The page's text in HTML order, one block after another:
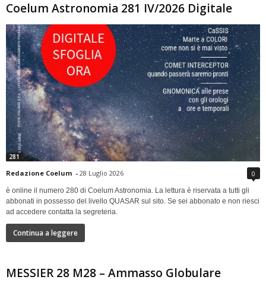
Coelum Astronomia 281 IV/2026 Digitale
281
Redazione Coelum - 28 Luglio 2026 0
è online il numero 280 di Coelum Astronomia. La lettura è riservata a tutti gli
abbonati in possesso del livello QUASAR sul sito. Se sei abbonato e non riesci
ad accedere contatta la segreteria.
Continua a leggere
MESSIER 28 M28 – Ammasso Globulare